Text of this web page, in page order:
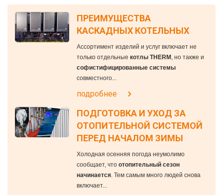
ПРЕИМУЩЕСТВА
КАСКАДНЫХ КОТЕЛЬНЫХ
Ассортимент изделий и услуг включает не
только отдельныекотлы THERM , но также и
софистифицированные системы
совместного...
подробнее
ПОДГОТОВКА И УХОД ЗА
ОТОПИТЕЛЬНОЙ СИСТЕМОЙ
ПЕРЕД НАЧАЛОМ ЗИМЫ
Холодная осенняя погода неумолимо
сообщает, чтоотопительный сезон
начинается. Тем самым много людей снова
включает...